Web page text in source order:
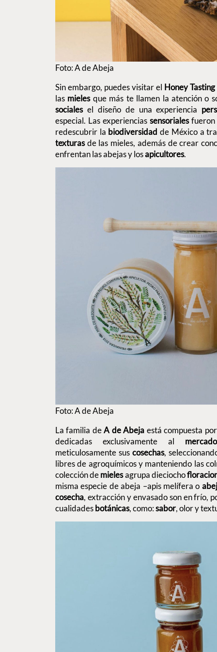
Foto: A de Abeja
Sin embargo, puedes visitar el Honey
las mielesque más te llamen la atención o
socialesel diseño de una experiencia
especial. Las experienciassensorialesfueron
redescubrir la biodiversidad de México a
texturasde las mieles, además de crear
enfrentan las abejas y losapicultores.
Foto: A de Abeja
La familia deA de Abeja está compuesta
dedicadas exclusivamente al mercado
meticulosamente sus cosechas,
libres de agroquímicos y manteniendo las
colección demielesagrupa dieciocho
misma especie de abeja –apis melífera o
cosecha, extracción y envasado son en frío,
cualidadesbotánicas, como:sabor, olor y